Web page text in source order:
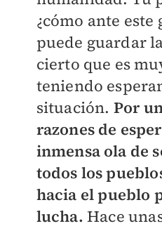
¿cómo ante
puede guardar
cierto que es
teniendo
situación. Por
razones de
inmensa ola de
todos los
hacia el pueblo
lucha. Hace